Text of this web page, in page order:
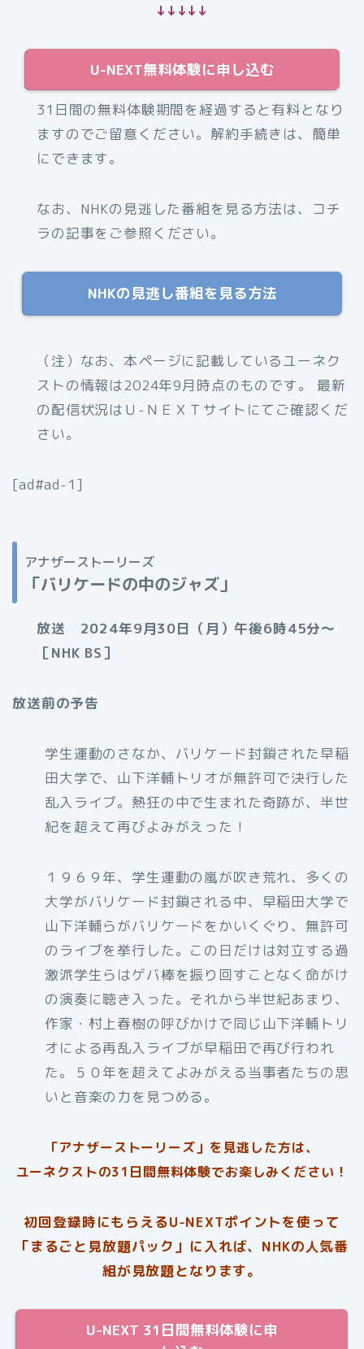
↓↓↓↓↓
U-NEXT無料体験に申し込む
31日間の無料体験期間を経過すると有料となり
ますのでご留意ください。解約手続きは、簡単
にできます。
なお、NHKの見逃した番組を見る方法は、コチ
ラの記事をご参照ください。
NHKの見逃し番組を見る方法
（注）なお、本ページに記載しているユーネク
ストの情報は2024年9月時点のものです。 最新
の配信状況はＵ-ＮＥＸＴサイトにてご確認くだ
さい。
[ad#ad-1]
アナザーストーリーズ
「バリケードの中のジャズ 」
放送 2024年9月30日（月）午後6時45分～
［NHK BS］
放送前の予告
学生運動のさなか、バリケード封鎖された早稲
田大学で、山下洋輔トリオが無許可で決行した
乱入ライブ。熱狂の中で生まれた奇跡が、半世
紀を超えて再びよみがえった！
１９６９年、学生運動の嵐が吹き荒れ、多くの
大学がバリケード封鎖される中、早稲田大学で
山下洋輔らがバリケードをかいくぐり、無許可
のライブを挙行した。この日だけは対立する過
激派学生らはゲバ棒を振り回すことなく命がけ
の演奏に聴き入った。それから半世紀あまり、
作家・村上春樹の呼びかけで同じ山下洋輔トリ
オによる再乱入ライブが早稲田で再び行われ
た。５０年を超えてよみがえる当事者たちの思
いと音楽の力を見つめる。
「アナザーストーリーズ」を見逃した方は、
ユーネクストの31日間無料体験でお楽しみください！
初回登録時にもらえるU-NEXTポイントを使って
「まるごと見放題パック」に入れば、NHKの人気番
組が見放題となります。
U-NEXT 31日間無料体験に申